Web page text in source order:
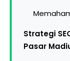
Strategi
Pasar